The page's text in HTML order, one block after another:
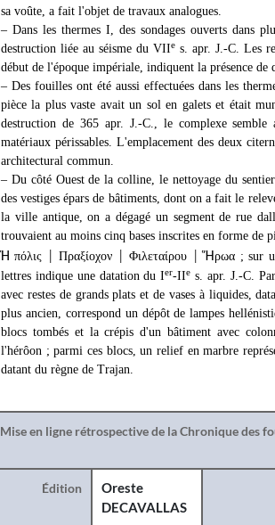
sa voûte, a fait l'objet de travaux analogues.
– Dans les thermes I, des sondages ouverts dans
destruction liée au séisme du VIIes. apr. J.-C. Les
début de l'époque impériale, indiquent la présence de
– Des fouilles ont été aussi effectuées dans les
pièce la plus vaste avait un sol en galets et était
destruction de 365 apr. J.-C., le complexe
matériaux périssables. L'emplacement des deux
architectural commun.
– Du côté Ouest de la colline, le nettoyage du
des vestiges épars de bâtiments, dont on a fait le
la ville antique, on a dégagé un segment de rue
trouvaient au moins cinq bases inscrites en forme de
Ἡ πόλις Πραξίοχον Φιλεταίρου Ἥρωα ; sur
lettres indique une datation du Ier-IIe s. apr. J.-C.
avec restes de grands plats et de vases à liquides,
plus ancien, correspond un dépôt de lampes
blocs tombés et la crépis d'un bâtiment avec
l'hérôon ; parmi ces blocs, un relief en marbre
datant du règne de Trajan.
Mise en ligne rétrospective de la Chronique des
Édition
Oreste
DECAVALLAS